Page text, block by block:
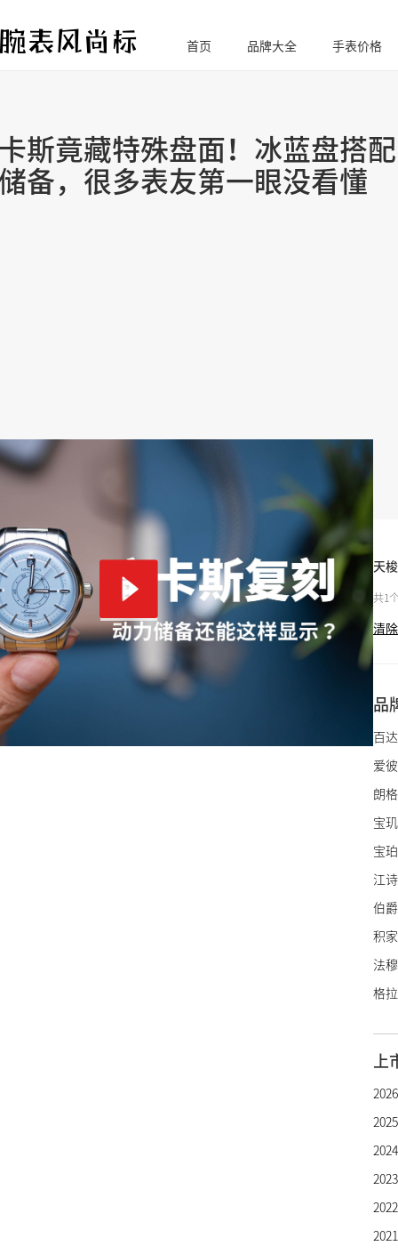
腕
首页 品牌大全 手表价格
斯竟藏特殊盘面！冰蓝盘搭配
备，很多表友第一眼没看懂
天梭
共1
清
品
百
爱彼
朗格
宝玑
宝珀
江
伯爵
积家
法
格
亨
上